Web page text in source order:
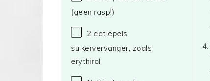
(geen rasp!)
2 eetlepels
suikervervanger, zoals
erythirol